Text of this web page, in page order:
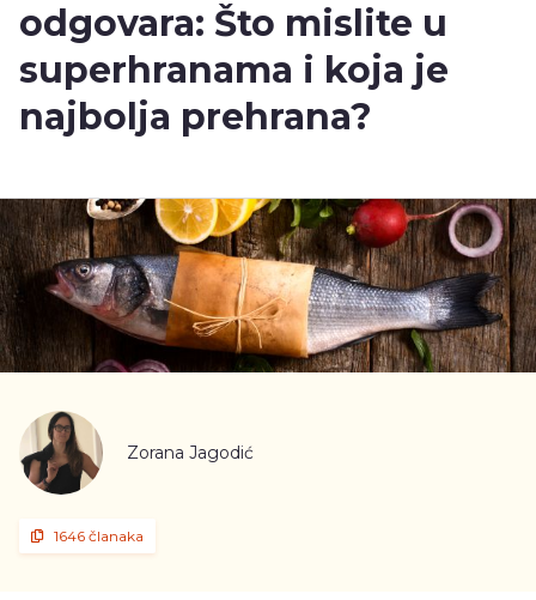
odgovara: Što mislite u
superhranama i koja je
najbolja prehrana?
Zorana Jagodić
1646 članaka